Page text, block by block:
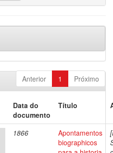
Anterior 1 Próximo
Data do
documento
Título
1866
Apontamentos
biographicos